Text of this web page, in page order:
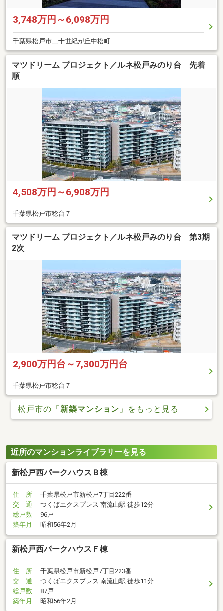
3,748万円～6,098万円
千葉県松戸市二十世紀が丘中松町
マツドリーム プロジェクト／ルネ松戸みのり台 先着
順
4,508万円～6,908万円
千葉県松戸市稔台７
マツドリーム プロジェクト／ルネ松戸みのり台 第3期
2次
2,900万円台～7,300万円台
千葉県松戸市稔台７
松戸市の「新築マンション 」をもっと見る
近所のマンションライブラリーを見る
新松戸西パークハウスＢ棟
住 所
千葉県松戸市新松戸7丁目222番
交 通
つくばエクスプレス 南流山駅 徒歩12分
総戸数
96戸
築年月
昭和56年2月
新松戸西パークハウスＦ棟
住 所
千葉県松戸市新松戸7丁目223番
交 通
つくばエクスプレス 南流山駅 徒歩11分
総戸数
87戸
築年月
昭和56年2月